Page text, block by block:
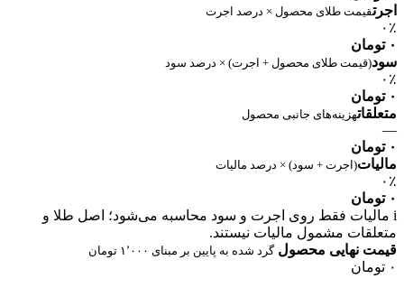
اجرتقیمت طلای محصول × درصد اجرت
۰٪
۰ تومان
سود(قیمت طلای محصول + اجرت) × درصد سود
۰٪
۰ تومان
متعلقاتهزینه‌های جانبی محصول
—
۰ تومان
مالیات(اجرت + سود) × درصد مالیات
۰٪
۰ تومان
i مالیات فقط روی اجرت و سود محاسبه می‌شود؛ اصل طلا و
متعلقات مشمول مالیات نیستند.
قیمت نهایی محصول گرد شده به پایین بر مبنای ۱٬۰۰۰ تومان
۰ تومان